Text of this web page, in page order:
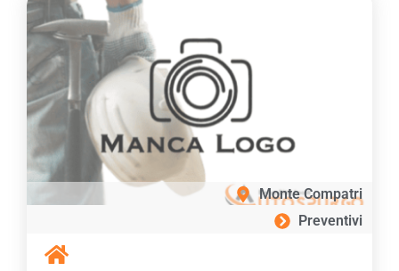
Monte Compatri
Preventivi